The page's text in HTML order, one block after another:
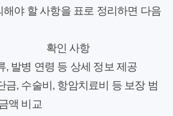
해야 할 사항을 표로 정리하면 다음
확인 사항
, 발병 연령 등 상세 정보 제공
금, 수술비, 항암치료비 등 보장 범
액 비교